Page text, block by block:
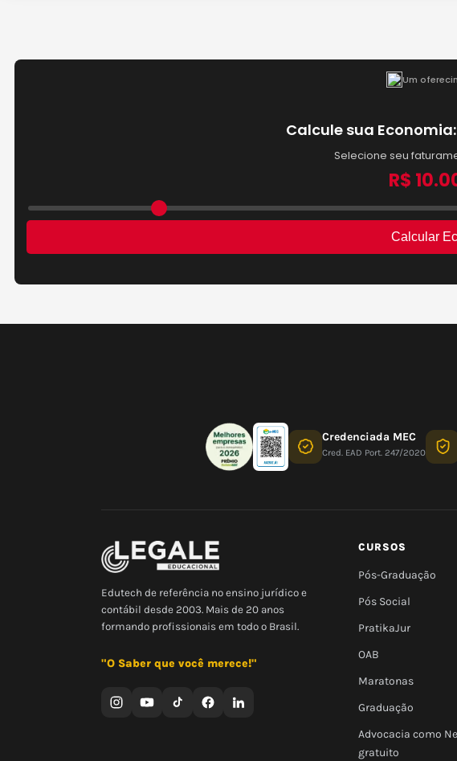
Credenciada MEC
Cred. EAD Port. 247/2020
Edutech de referência no ensino jurídico e
contábil desde 2003. Mais de 20 anos
formando profissionais em todo o Brasil.
"O Saber que você merece!"
CURSOS
Pós-Graduação
Pós Social
PratikaJur
OAB
Maratonas
Graduação
Advocacia como
gratuito